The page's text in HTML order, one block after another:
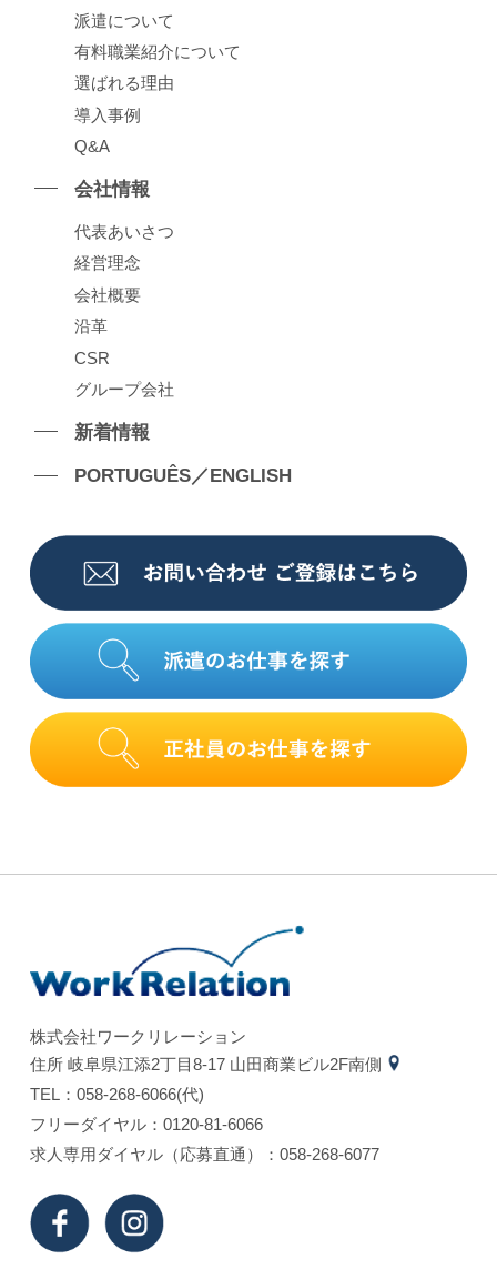
派遣について
有料職業紹介について
選ばれる理由
導⼊事例
Q&A
会社情報
代表あいさつ
経営理念
会社概要
沿⾰
CSR
グループ会社
新着情報
PORTUGUÊS／ENGLISH
株式会社ワークリレーション
住所 岐⾩県江添2丁⽬8-17 ⼭⽥商業ビル2F南側
TEL：058-268-6066(代)
フリーダイヤル：0120-81-6066
求⼈専⽤ダイヤル（応募直通）：058-268-6077